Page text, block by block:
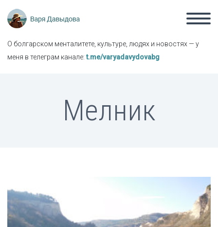
О болгарском менталитете, культуре, людях и новостях — у
меня в телеграм канале:t.me/varyadavydovabg
Мелник